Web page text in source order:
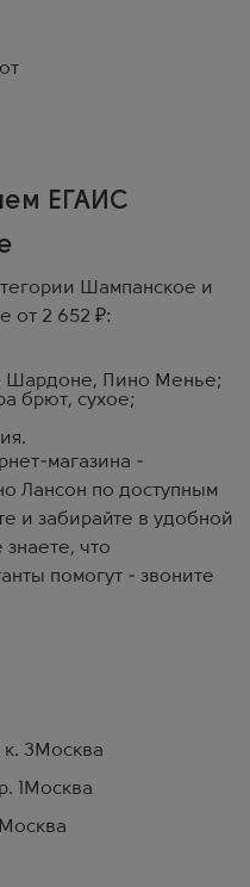
ЕГАИС
Шампанское и
от 2 652 ₽:
Шардоне, Пино Менье;
брют, сухое;
магазина -
Лансон по доступным
и забирайте в удобной
что
помогут - звоните
3 Москва
1
Москва
Москва